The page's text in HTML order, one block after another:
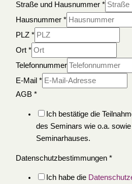
Straße und Hausnummer *
Hausnummer *
PLZ *
Ort *
Telefonnummer
E-Mail *
AGB *
Ich bestätige die
des Seminars wie o.a.
Seminarhauses.
Datenschutzbestimmungen *
Ich habe die